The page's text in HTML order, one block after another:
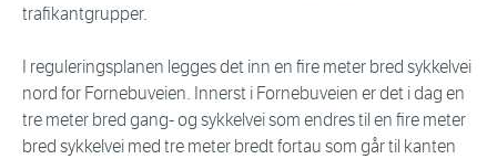
trafikantgrupper.
I reguleringsplanen legges det inn en fire meter bred sykkelvei
nord for Fornebuveien. Innerst i Fornebuveien er det i dag en
tre meter bred gang- og sykkelvei som endres til en fire meter
bred sykkelvei med tre meter bredt fortau som går til kanten